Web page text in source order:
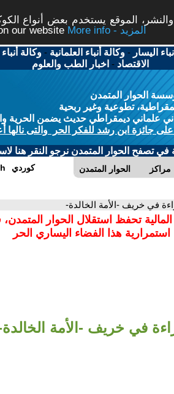
الموقع يستخدم بعض أنواع
our website
More info - المزيد
اليسار -وكالة أنباء العلمانية -وكالة
الاقتصاد - اخبار الطب والعلوم
الحوار المتمدن
تطوعية وغير ربحية
علماني ديمقراطي حديث يضمن الحرية
جائزة ابن رشد للفكر الحر والتى نالها
في تصفح الحوار المتمدن نرجو النقر هنا
الحوار المتمدن مراكز كوردي
في خريف -الأمة الخالدة-
تحفظ استقلال الحوار
استمرارية هذا الفضاء اليساري الحر
في خريف -الأمة